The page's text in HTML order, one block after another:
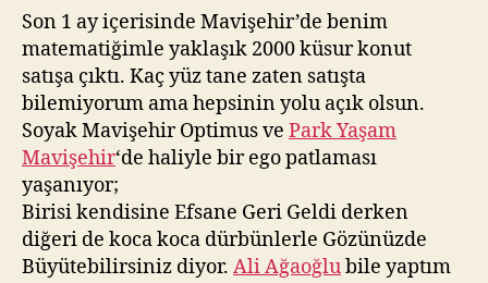
savaşı!
Soyak
Mavişehir
Optimus,
Park
Yaşam
Mavişehir
Mavişehir
Modern!
Son 1 ay içerisinde Mavişehir’de benim
matematiğimle yaklaşık 2000 küsur konut
satışa çıktı. Kaç yüz tane zaten satışta
bilemiyorum ama hepsinin yolu açık olsun.
Soyak Mavişehir Optimus ve Park Yaşam
Mavişehir‘de haliyle bir ego patlaması
yaşanıyor;
Birisi kendisine Efsane Geri Geldi derken
diğeri de koca koca dürbünlerle Gözünüzde
Büyütebilirsiniz diyor. Ali Ağaoğlubile yaptım